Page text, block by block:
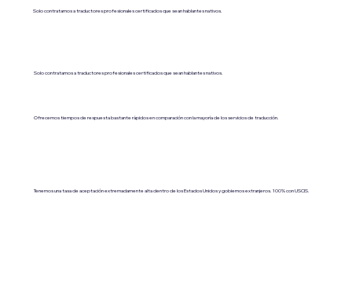
Solo contratamos a traductores profesionales certificados que sean hablantes nativos.
Solo contratamos a traductores profesionales certificados que sean hablantes nativos.
Ofrecemos tiempos de respuesta bastante rápidos en comparación con la mayoría de los servicios de traducción.
Tenemos una tasa de aceptación extremadamente alta dentro de los Estados Unidos y gobiernos extranjeros. 100% con USCIS.